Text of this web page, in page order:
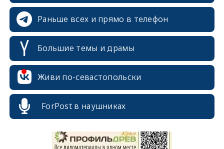
Раньше всех и прямо в телефон
Большие темы и драмы
Живи по-севастопольски
ForPost в наушниках